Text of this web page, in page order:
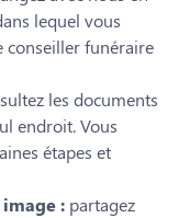
lequel vous
conseiller funéraire
les documents
endroit. Vous
étapes et
: partagez